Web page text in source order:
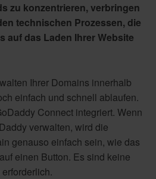
zu konzentrieren, verbringen
technischen Prozessen, die
auf das Laden Ihrer Website
Ihrer Domains innerhalb
einfach und schnell ablaufen.
Connect integriert. Wenn
verwalten, wird die
genauso einfach sein, wie das
einen Button. Es sind keine